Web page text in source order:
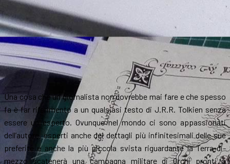
Una cosa che un giornalista non dovrebbe mai fare e che spesso
fa è far riferimento a un qualsiasi testo di J.R.R. Tolkien senza
essere un esperto. Ovunque nel mondo ci sono appassionati
dell’autore, esperti anche dei dettagli più infinitesimali delle sue
preferite e anche la più piccola svista riguardante la Terra-di-
mezzo scatenerà una campagna militare di Orchi pronti a